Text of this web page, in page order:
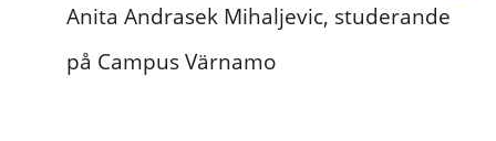
Anita Andrasek Mihaljevic, studerande
på Campus Värnamo